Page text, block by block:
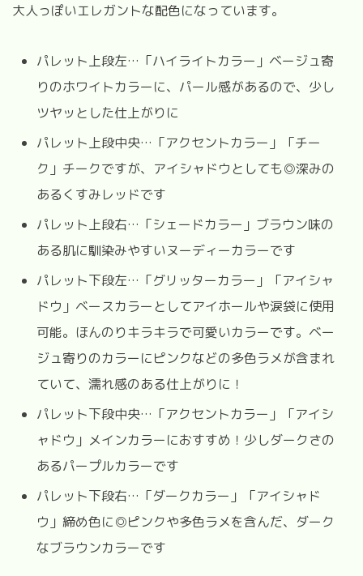
大人っぽいエレガントな配色になっています。
パレット上段左…「ハイライトカラー」ベージュ寄
りのホワイトカラーに、パール感があるので、少し
ツヤッとした仕上がりに
パレット上段中央…「アクセントカラー」「チー
ク」チークですが、アイシャドウとしても◎深みの
あるくすみレッドです
パレット上段右…「シェードカラー」ブラウン味の
ある肌に馴染みやすいヌーディーカラーです
パレット下段左…「グリッターカラー」「アイシャ
ドウ」ベースカラーとしてアイホールや涙袋に使用
可能。ほんのりキラキラで可愛いカラーです。ベー
ジュ寄りのカラーにピンクなどの多色ラメが含まれ
ていて、濡れ感のある仕上がりに！
パレット下段中央…「アクセントカラー」「アイシ
ャドウ」メインカラーにおすすめ！少しダークさの
あるパープルカラーです
パレット下段右…「ダークカラー」「アイシャド
ウ」締め色に◎ピンクや多色ラメを含んだ、ダーク
なブラウンカラーです